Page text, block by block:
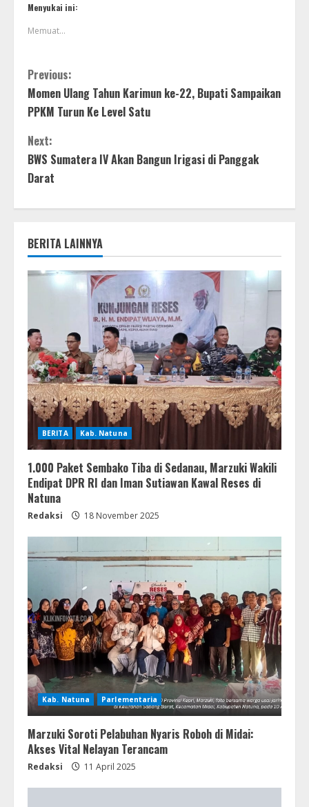
Menyukai ini:
Memuat...
Previous:
Momen Ulang Tahun Karimun ke-22, Bupati Sampaikan
PPKM Turun Ke Level Satu
Next:
BWS Sumatera IV Akan Bangun Irigasi di Panggak
Darat
BERITA LAINNYA
BERITA Kab. Natuna
1.000 Paket Sembako Tiba di Sedanau, Marzuki Wakili
Endipat DPR RI dan Iman Sutiawan Kawal Reses di
Natuna
Redaksi 18 November 2025
Kab. Natuna Parlementaria
Marzuki Soroti Pelabuhan Nyaris Roboh di Midai:
Akses Vital Nelayan Terancam
Redaksi 11 April 2025